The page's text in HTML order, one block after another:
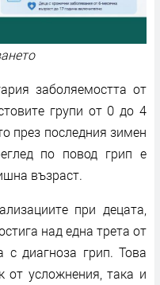
заболяемостта от
групи от 0 до 4
през последния зимен
по повод грип е
възраст.
при децата,
над една трета от
с диагноза грип. Това
от усложнения, така и